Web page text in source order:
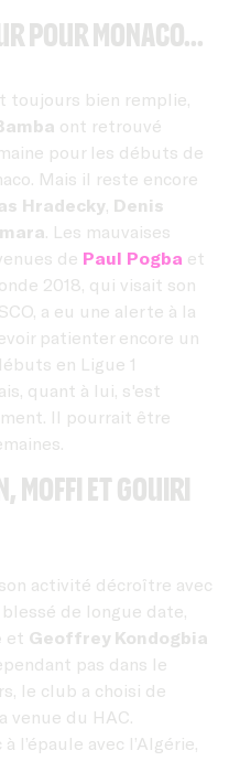
pour Monaco...
toujours bien remplie,
ont retrouvé
pour les débuts de
Mais il reste encore
Hradecky, Denis
. Les mauvaises
de Paul Pogba et
2018, qui visait son
a eu une alerte à la
patienter encore un
en Ligue 1
quant à lui, s'est
Il pourrait être
et GOUIRI
activité décroître avec
de longue date,
et Geoffrey Kondogbia
pas dans le
le club a choisi de
venue du HAC.
l’épaule avec l’Algérie,